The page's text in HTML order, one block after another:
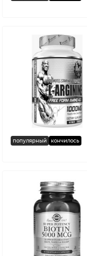
популярный кончилось